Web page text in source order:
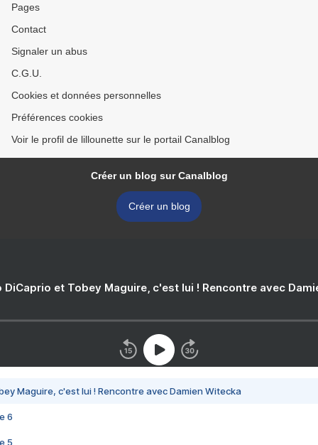
Pages
Contact
Signaler un abus
C.G.U.
Cookies et données personnelles
Préférences cookies
Voir le profil de lillounette sur le portail Canalblog
Créer un blog sur Canalblog
Créer un blog
DiCaprio et Tobey Maguire, c'est lui ! Rencontre avec
Maguire, c'est lui ! Rencontre avec Damien Witecka
6
5